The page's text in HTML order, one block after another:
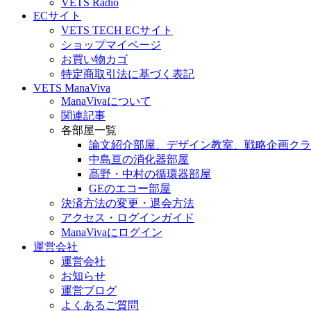
ECサイト
VETS TECH ECサイト
ショップマイページ
お買い物カゴ
特定商取引法に基づく表記
VETS ManaViva
ManaVivaについて
関連記事
各部屋一覧
論文紹介部屋、デザイン教室、戦略企画ク
中島亘の消化器部屋
髙野・中村の循環器部屋
GEのエコー部屋
決済方法の変更・退会方法
アクセス・ログインガイド
ManaVivaにログイン
運営会社
運営会社
お知らせ
運営ブログ
よくあるご質問